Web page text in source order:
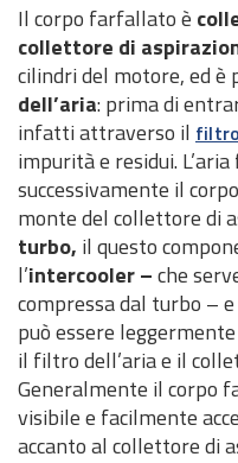
Il corpo farfallato è
collettore di
cilindri del motore, ed è
dell’aria: prima di
infatti attraverso il
impurità e residui.
successivamente il
monte del collettore di
turbo, il questo
l’intercooler –che
compressa dal turbo –
può essere
il filtro dell’aria e il
Generalmente il corpo
visibile e facilmente
accanto al collettore di